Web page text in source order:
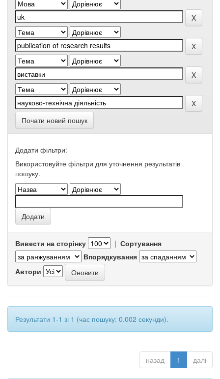
Почати новий пошук
Додати фільтри:
Використовуйте фільтри для уточнення результатів
пошуку.
Вивести на сторінку | Сортування
Впорядкування
Автори
Результати 1-1 зі 1 (час пошуку: 0.002 секунди).
назад 1 далі